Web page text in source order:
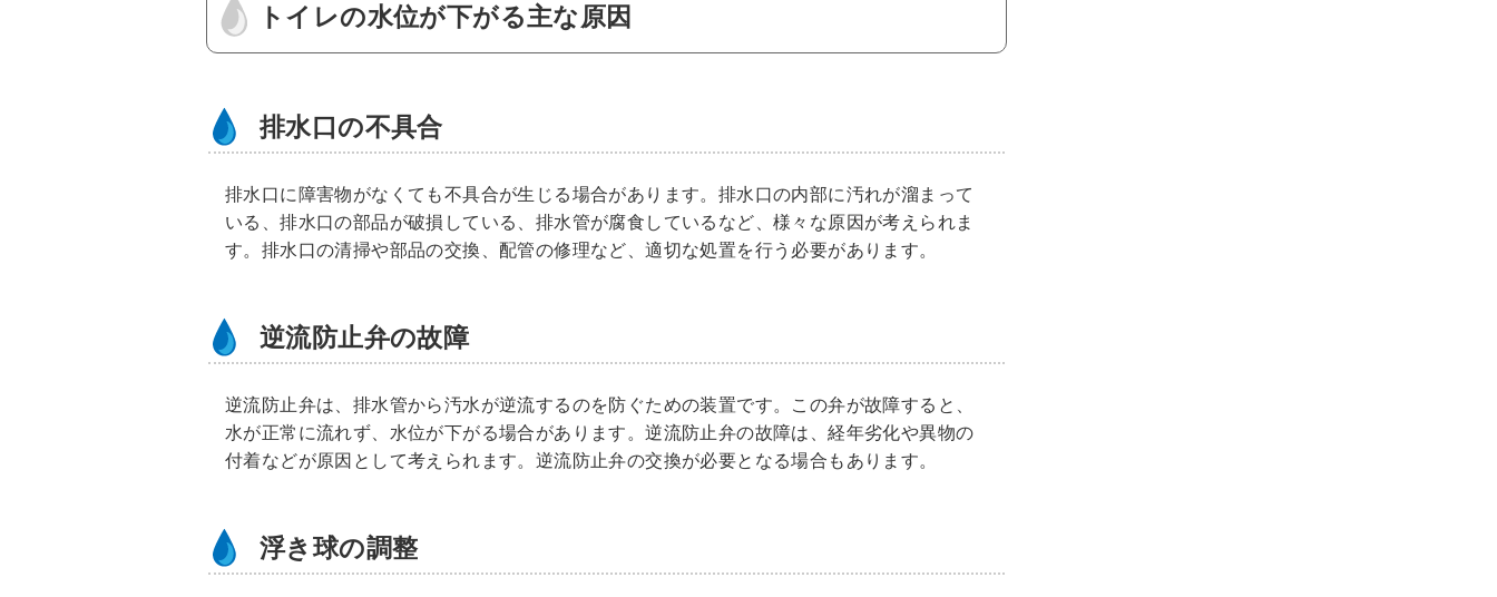
トイレの水位が下がる主な原因
排水口の不具合
排水口に障害物がなくても不具合が生じる場合があります。排水口の内部に汚れが溜まって
いる、排水口の部品が破損している、排水管が腐食しているなど、様々な原因が考えられま
す。排水口の清掃や部品の交換、配管の修理など、適切な処置を行う必要があります。
逆流防止弁の故障
逆流防止弁は、排水管から汚水が逆流するのを防ぐための装置です。この弁が故障すると、
水が正常に流れず、水位が下がる場合があります。逆流防止弁の故障は、経年劣化や異物の
付着などが原因として考えられます。逆流防止弁の交換が必要となる場合もあります。
浮き球の調整